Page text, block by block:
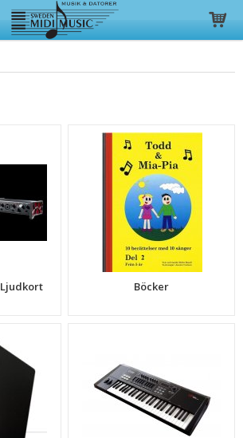
har blivit tillagd i varukorgen
Böcker